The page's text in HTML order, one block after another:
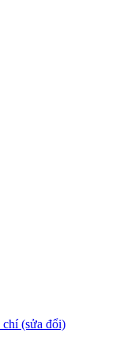
(sửa đổi)